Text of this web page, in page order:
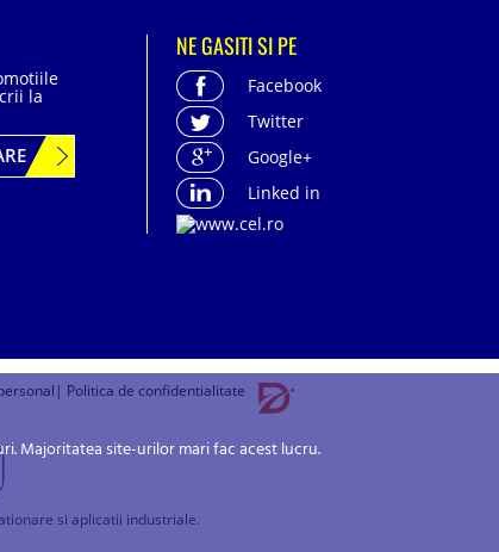
la
NE GASITI SI PE
Facebook
Twitter
Google+
Linked in
| Politica de confidentialitate
si aplicatii industriale.
Majoritatea site-urilor mari fac acest lucru.